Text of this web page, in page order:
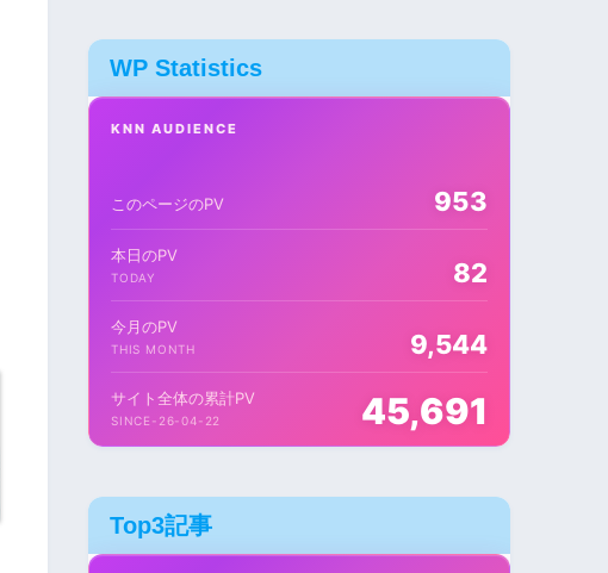
WP Statistics
KNN AUDIENCE
このページのPV 953
本日のPV
TODAY 82
今月のPV
THIS MONTH 9,544
サイト全体の累計PV
SINCE-26-04-22 45,691
Top3記事